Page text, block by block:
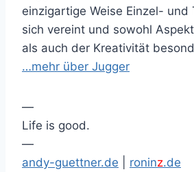
einzigartige Weise Einzel- und
sich vereint und sowohl
als auch der Kreativität
…mehr über Jugger
—
Life is good.
—
andy-guettner.de
roninz.de